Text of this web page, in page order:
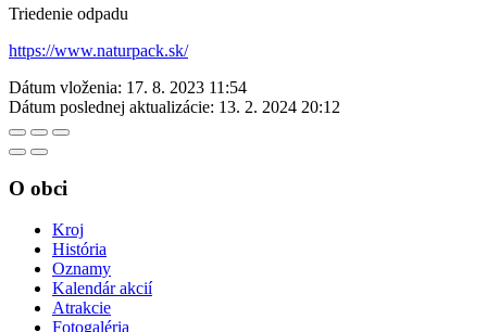
Triedenie odpadu
https://www.naturpack.sk/
Dátum vloženia: 17. 8. 2023 11:54
Dátum poslednej aktualizácie: 13. 2. 2024 20:12
O obci
Kroj
História
Oznamy
Kalendár akcií
Atrakcie
Fotogaléria